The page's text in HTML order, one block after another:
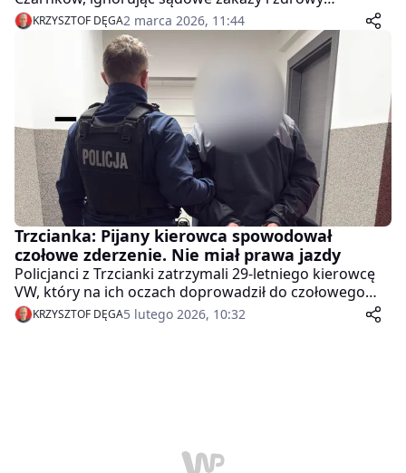
rozsądek, wsiadł za kierownicę pod wpływem
alkoholu. Zanim został zatrzymany przez policję,
doprowadził do dwóch niebezpiecznych zdarzeń, w
tym potrącenia małoletniej amazonki.
KRZYSZTOF DĘGA2 marca 2026, 11:44
Trzcianka: Pijany kierowca spowodował
czołowe zderzenie. Nie miał prawa jazdy
Policjanci z Trzcianki zatrzymali 29-letniego kierowcę
VW, który na ich oczach doprowadził do czołowego
zderzenia z innym pojazdem. Mężczyzna był
kompletnie pijany i nie miał prawa jazdy. Sprawa trafi
KRZYSZTOF DĘGA5 lutego 2026, 10:32